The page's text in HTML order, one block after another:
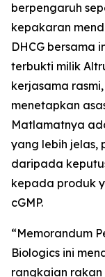
berpengaruh
kepakaran
DHCG bersama
terbukti milik
kerjasama
menetapkan
Matlamatnya
yang lebih jelas,
daripada
kepada produk
cGMP.
“Memorandum
Biologics ini
rangkaian rakan